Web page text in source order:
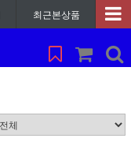
최근본상품